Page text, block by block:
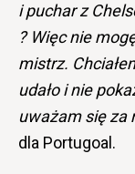
i puchar z
? Więc nie
mistrz.
udało i nie
uważam się za
dla Portugoal.